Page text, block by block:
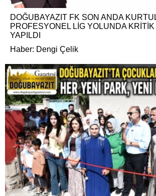
DOĞUBAYAZIT FK SON ANDA
PROFESYONEL LİG YOLUNDA
YAPILDI
Haber: Dengi Çelik